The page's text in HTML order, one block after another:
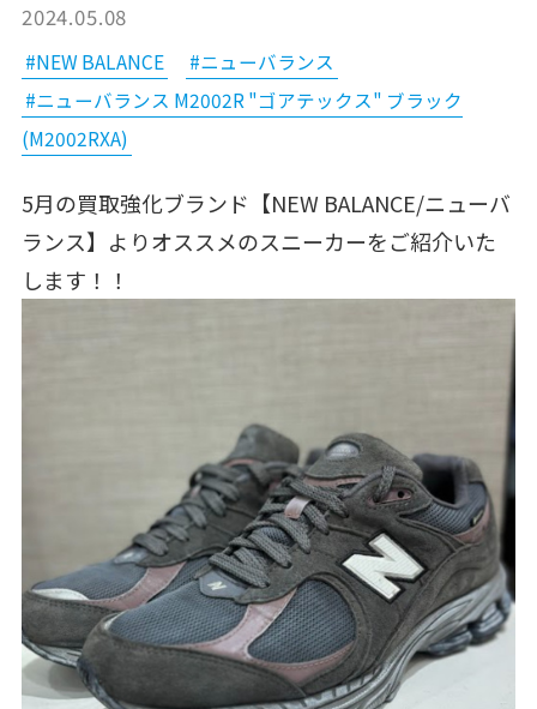
2024.05.08
#NEW BALANCE
#ニューバランス
#ニューバランス M2002R "ゴアテックス" ブラック
(M2002RXA)
5月の買取強化ブランド【NEW BALANCE/ニューバ
ランス】よりオススメのスニーカーをご紹介いた
します！！